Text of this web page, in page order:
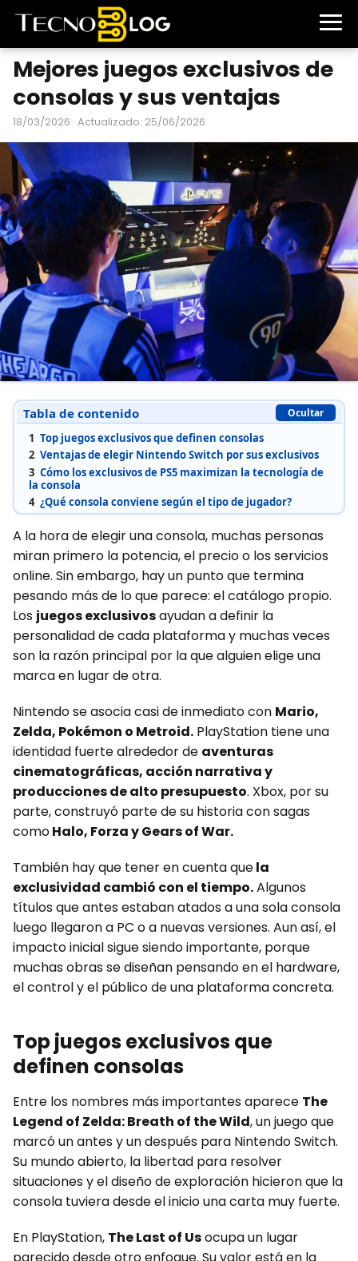
Mejores juegos exclusivos de
consolas y sus ventajas
18/03/2026 · Actualizado: 25/06/2026
Tabla de contenido Ocultar
1 Top juegos exclusivos que definen consolas
2 Ventajas de elegir Nintendo Switch por sus exclusivos
3 Cómo los exclusivos de PS5 maximizan la tecnología de
la consola
4 ¿Qué consola conviene según el tipo de jugador?
A la hora de elegir una consola, muchas personas
miran primero la potencia, el precio o los servicios
online. Sin embargo, hay un punto que termina
pesando más de lo que parece: el catálogo propio.
Los juegos exclusivosayudan a definir la
personalidad de cada plataforma y muchas veces
son la razón principal por la que alguien elige una
marca en lugar de otra.
Nintendo se asocia casi de inmediato con Mario,
Zelda, Pokémon o Metroid. PlayStation tiene una
identidad fuerte alrededor de aventuras
cinematográficas, acción narrativa y
producciones de alto presupuesto. Xbox, por su
parte, construyó parte de su historia con sagas
comoHalo, Forza y Gears of War.
También hay que tener en cuenta quela
exclusividad cambió con el tiempo.Algunos
títulos que antes estaban atados a una sola consola
luego llegaron a PC o a nuevas versiones. Aun así, el
impacto inicial sigue siendo importante, porque
muchas obras se diseñan pensando en el hardware,
el control y el público de una plataforma concreta.
Top juegos exclusivos que
definen consolas
Entre los nombres más importantes aparece The
Legend of Zelda: Breath of the Wild, un juego que
marcó un antes y un después para Nintendo Switch.
Su mundo abierto, la libertad para resolver
situaciones y el diseño de exploración hicieron que la
consola tuviera desde el inicio una carta muy fuerte.
En PlayStation, The Last of Usocupa un lugar